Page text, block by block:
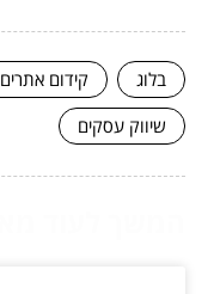
בלוג קידום אתרים
שיווק עסקים